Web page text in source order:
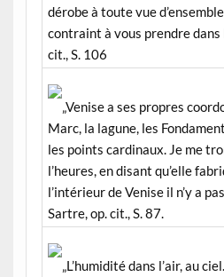
dérobe à toute vue
contraint à vous prendre
cit., S. 106
„Venise a ses propres
Marc, la lagune, les
les points cardinaux. Je me
l’heures, en disant qu’elle
l’intérieur de Venise il n’y a
Sartre, op. cit., S. 87.
„L’humidité dans l’air, au